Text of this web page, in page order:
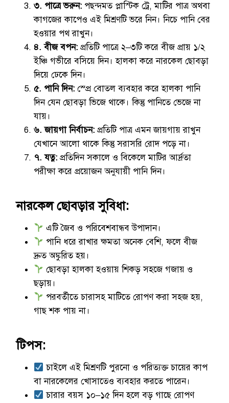
৩. পাত্রে ভরুন: পছন্দমত প্লাস্টিক ট্রে, মাটির পাত্র অথবা
কাগজের কাপেও এই মিশ্রণটি ভরে নিন। নিচে পানি বের
হওয়ার পথ রাখুন।
৪. বীজ বপন: প্রতিটি পাত্রে ২–৩টি করে বীজ প্রায় ১/২
ইঞ্চি গভীরে বসিয়ে দিন। হালকা করে নারকেল ছোবড়া
দিয়ে ঢেকে দিন।
৫. পানি দিন: স্প্রে বোতল ব্যবহার করে হালকা পানি
দিন যেন ছোবড়া ভিজে থাকে। কিন্তু পানিতে ভেজে না
যায়।
৬. জায়গা নির্বাচন: প্রতিটি পাত্র এমন জায়গায় রাখুন
যেখানে আলো থাকে কিন্তু সরাসরি রোদ পড়ে না।
৭. যত্ন: প্রতিদিন সকালে ও বিকেলে মাটির আর্দ্রতা
পরীক্ষা করে প্রয়োজন অনুযায়ী পানি দিন।
নারকেল ছোবড়ার সুবিধা:
এটি জৈব ও পরিবেশবান্ধব উপাদান।
পানি ধরে রাখার ক্ষমতা অনেক বেশি, ফলে বীজ
দ্রুত অঙ্কুরিত হয়।
ছোবড়া হালকা হওয়ায় শিকড় সহজে গজায় ও
ছড়ায়।
পরবর্তীতে চারাসহ মাটিতে রোপণ করা সহজ হয়,
গাছ শক পায় না।
টিপস:
চাইলে এই মিশ্রণটি পুরনো ও পরিত্যক্ত চায়ের কাপ
বা নারকেলের খোসাতেও ব্যবহার করতে পারেন।
চারার বয়স ১০–১৫ দিন হলে বড় গাছে রোপণ